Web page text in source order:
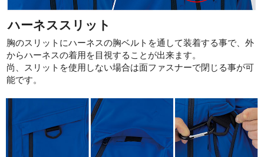
ハーネススリット
胸のスリットにハーネスの胸ベルトを通して装着する事で、外
からハーネスの着用を目視することが出来ます。
尚、スリットを使用しない場合は面ファスナーで閉じる事が可
能です。